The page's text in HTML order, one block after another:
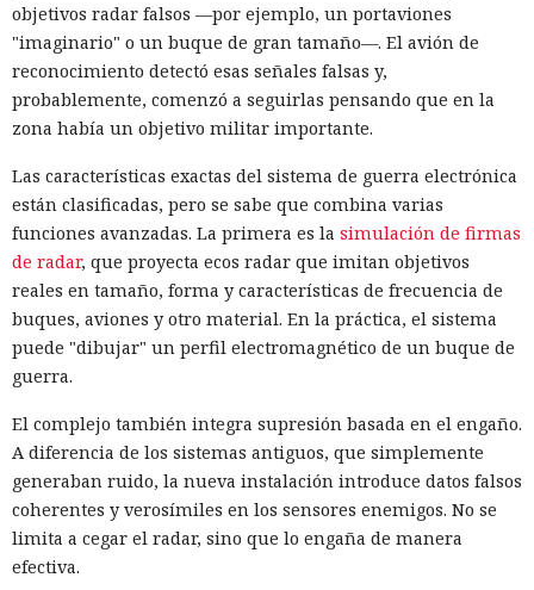
objetivos radar falsos —por ejemplo, un portaviones
"imaginario" o un buque de gran tamaño—. El avión de
reconocimiento detectó esas señales falsas y,
probablemente, comenzó a seguirlas pensando que en la
zona había un objetivo militar importante.
Las características exactas del sistema de guerra electrónica
están clasificadas, pero se sabe que combina varias
funciones avanzadas. La primera es la simulación de firmas
de radar, que proyecta ecos radar que imitan objetivos
reales en tamaño, forma y características de frecuencia de
buques, aviones y otro material. En la práctica, el sistema
puede "dibujar" un perfil electromagnético de un buque de
guerra.
El complejo también integra supresión basada en el engaño.
A diferencia de los sistemas antiguos, que simplemente
generaban ruido, la nueva instalación introduce datos falsos
coherentes y verosímiles en los sensores enemigos. No se
limita a cegar el radar, sino que lo engaña de manera
efectiva.